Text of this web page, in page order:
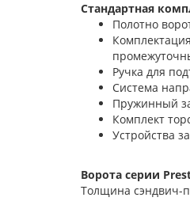
Стандартная
Полотно
Ручка для
Система
Пружинный
Комплект
Устройства
Ворота серии
Толщина сэндвич-